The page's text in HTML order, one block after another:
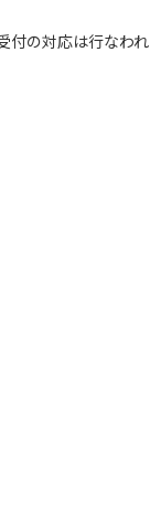
付の対応は行なわれ